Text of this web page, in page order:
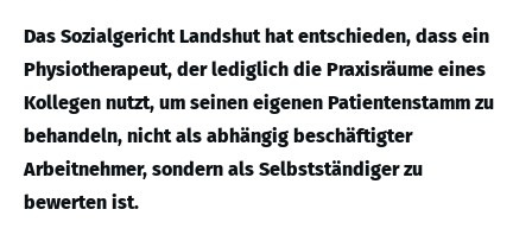
Das Sozialgericht Landshut hat entschieden, dass ein
Physiotherapeut, der lediglich die Praxisräume eines
Kollegen nutzt, um seinen eigenen Patientenstamm zu
behandeln, nicht als abhängig beschäftigter
Arbeitnehmer, sondern als Selbstständiger zu
bewerten ist.